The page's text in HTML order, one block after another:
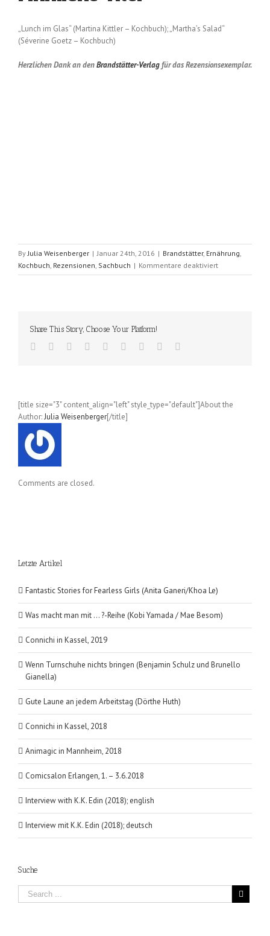
„Lunch im Glas“ (Martina Kittler – Kochbuch); „Martha’s Salad“
(Séverine Goetz – Kochbuch)
Herzlichen Dank an denBrandstätter-Verlagfür das Rezensionsexemplar.
By Julia Weisenberger | Januar 24th, 2016 | Brandstätter, Ernährung
Kochbuch Rezensionen Sachbuch | Kommentare deaktiviertfür
Shaking
Share This Story, Choose Your Platform!
[title size="3" content_align="left" style_type="default"]About the
Author:Julia Weisenberger[/title]
Comments are closed.
Letzte Artikel
Fantastic Stories for Fearless Girls (Anita Ganeri/Khoa Le)
Was macht man mit … ?-Reihe (Kobi Yamada / Mae Besom)
Connichi in Kassel, 2019
Wenn Turnschuhe nichts bringen (Benjamin Schulz und Brunello
Gianella)
Gute Laune an jedem Arbeitstag (Dörthe Huth)
Connichi in Kassel, 2018
Animagic in Mannheim, 2018
Comicsalon Erlangen, 1. – 3.6.2018
Interview with K.K. Edin (2018); english
Interview mit K.K. Edin (2018); deutsch
Suche